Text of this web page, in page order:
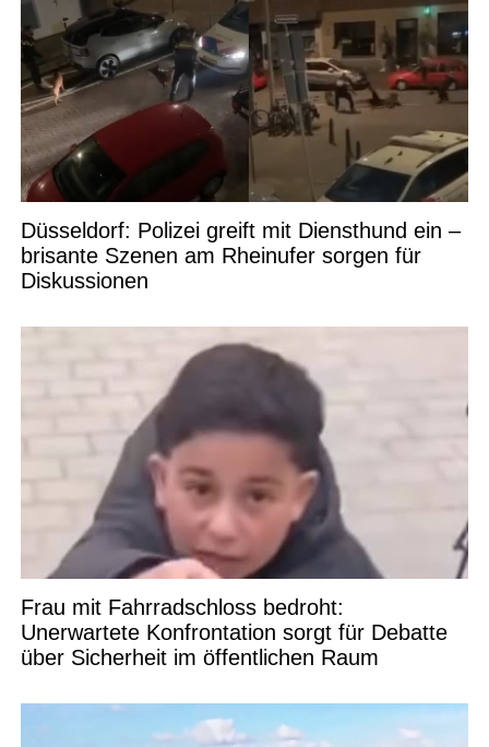
Düsseldorf: Polizei greift mit Diensthund ein –
brisante Szenen am Rheinufer sorgen für
Diskussionen
Frau mit Fahrradschloss bedroht:
Unerwartete Konfrontation sorgt für Debatte
über Sicherheit im öffentlichen Raum